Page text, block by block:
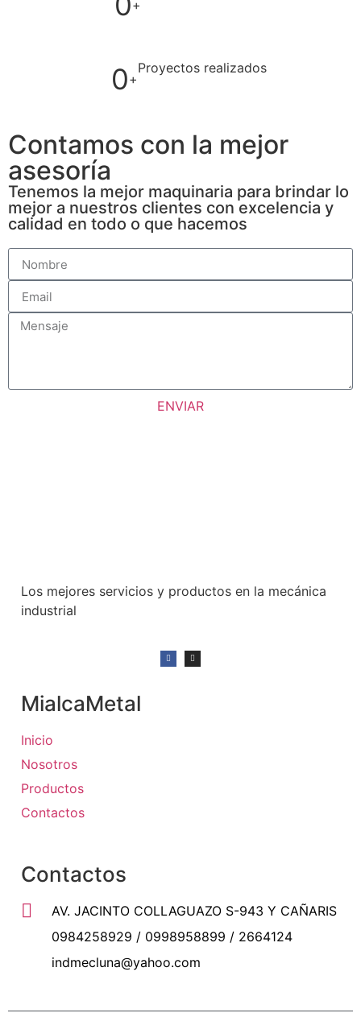
+
0+
Proyectos realizados
Contamos con la mejor
asesoría
Tenemos la mejor maquinaria para brindar lo
mejor a nuestros clientes con excelencia y
calidad en todo o que hacemos
ENVIAR
Los mejores servicios y productos en la mecánica
industrial
MialcaMetal
Inicio
Nosotros
Productos
Contactos
Contactos
AV. JACINTO COLLAGUAZO S-943 Y CAÑARIS
0984258929 / 0998958899 / 2664124
indmecluna@yahoo.com